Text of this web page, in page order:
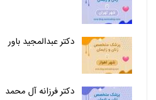
دکتر عبدالمجید باور
دکتر فرزانه آل محمد